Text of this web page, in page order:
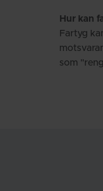
Hur kan
Fartyg
som